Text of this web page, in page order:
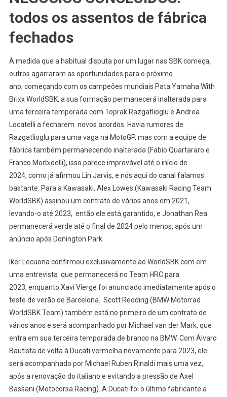
todos os assentos de fábrica
fechados
À medida que a habitual disputa por um lugar nas SBK começa,
outros agarraram as oportunidades para o próximo
ano; começando com os campeões mundiais Pata Yamaha With
Brixx WorldSBK, a sua formação permanecerá inalterada para
uma terceira temporada com Toprak Razgatlioglu e Andrea
Locatelli a fecharem novos acordos. Havia rumores de
Razgatlioglu para uma vaga na MotoGP, mas com a equipe de
fábrica também permanecendo inalterada (Fabio Quartararo e
Franco Morbidelli), isso parece improvável até o início de
2024, como já afirmou Lin Jarvis, e nós aqui do canal falamos
bastante. Para a Kawasaki, Alex Lowes (Kawasaki Racing Team
WorldSBK) assinou um contrato de vários anos em 2021,
levando-o até 2023, então ele está garantido, e Jonathan Rea
permanecerá verde até o final de 2024 pelo menos, após um
anúncio após Donington Park.
Iker Lecuona confirmou exclusivamente ao WorldSBK.com em
uma entrevista que permanecerá no Team HRC para
2023, enquanto Xavi Vierge foi anunciado imediatamente após o
teste de verão de Barcelona. Scott Redding (BMW Motorrad
WorldSBK Team) também está no primeiro de um contrato de
vários anos e será acompanhado por Michael van der Mark, que
entra em sua terceira temporada de branco na BMW. Com Álvaro
Bautista de volta à Ducati vermelha novamente para 2023, ele
será acompanhado por Michael Ruben Rinaldi mais uma vez,
após a renovação do italiano e evitando a pressão de Axel
Bassani (Motocorsa Racing). A Ducati foi o último fabricante a